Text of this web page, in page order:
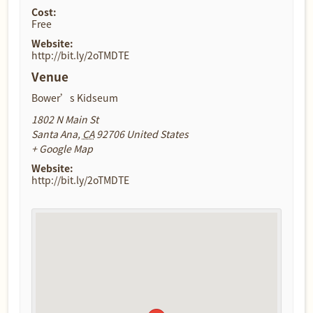
Cost:
Free
Website:
http://bit.ly/2oTMDTE
Venue
Bower’s Kidseum
1802 N Main St
Santa Ana, CA 92706 United States
+ Google Map
Website:
http://bit.ly/2oTMDTE